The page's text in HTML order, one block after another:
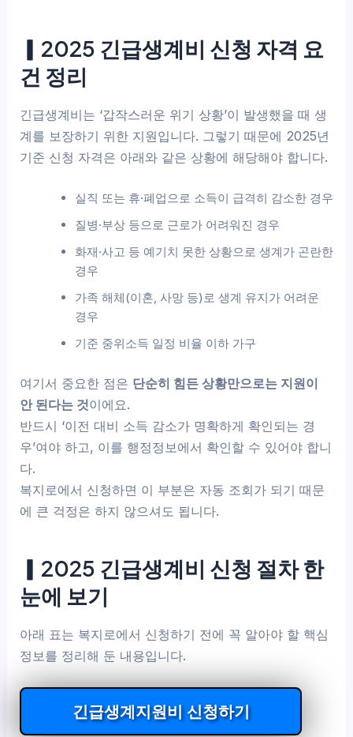
▎2025 긴급생계비 신청 자격 요
건 정리
긴급생계비는 ‘갑작스러운 위기 상황’이 발생했을 때 생
계를 보장하기 위한 지원입니다. 그렇기 때문에 2025년
기준 신청 자격은 아래와 같은 상황에 해당해야 합니다.
실직 또는 휴·폐업으로 소득이 급격히 감소한 경우
질병·부상 등으로 근로가 어려워진 경우
화재·사고 등 예기치 못한 상황으로 생계가 곤란한
경우
가족 해체(이혼, 사망 등)로 생계 유지가 어려운
경우
기준 중위소득 일정 비율 이하 가구
여기서 중요한 점은 단순히 힘든 상황만으로는 지원이
안 된다는 것이에요.
반드시 ‘이전 대비 소득 감소가 명확하게 확인되는 경
우’여야 하고, 이를 행정정보에서 확인할 수 있어야 합니
다.
복지로에서 신청하면 이 부분은 자동 조회가 되기 때문
에 큰 걱정은 하지 않으셔도 됩니다.
▎2025 긴급생계비 신청 절차 한
눈에 보기
아래 표는 복지로에서 신청하기 전에 꼭 알아야 할 핵심
정보를 정리해 둔 내용입니다.
긴급생계지원비 신청하기